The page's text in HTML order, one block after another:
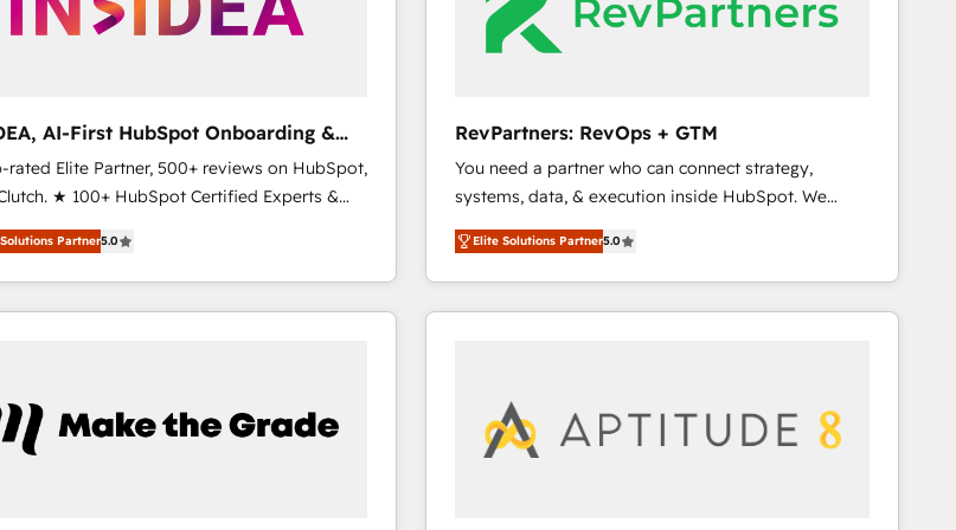
AI-First HubSpot Onboarding &
rated Elite Partner, 500+ reviews on HubSpot,
★ 100+ HubSpot Certified Experts &
across the team ★ 1,500+ implementations
five continents ★ AI-First, RevOps-led,
obsessed ★ Company of the Year
turn
we do ➤ Onboarding: Live in
with workflows built around your business,
Partner5.0
RevPartners: RevOps + GTM
You need a partner who can connect strategy,
systems, data, & execution inside HubSpot. We
bridge the gap where most agencies fall short by
combining GTM strategy with technical execution to
solve the right problem with the right solution. As the
only firm in the world to hold Elite Partner
market execution. Why B2B Businesses Choose RP: -
Secure: Soc2 compliant 🛡️ - Pricing: Implementations
Elite Solutions Partner5.0